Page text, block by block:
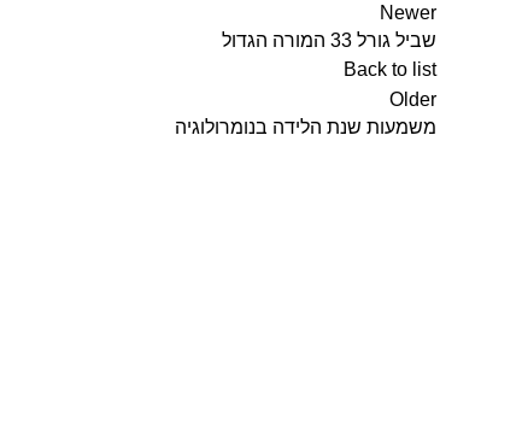
Newer
שביל גורל 33 המורה הגדול
Back to list
Older
משמעות שנת הלידה בנומרולוגיה